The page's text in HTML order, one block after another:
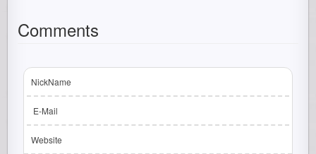
Comments
NickName
E-Mail
Website